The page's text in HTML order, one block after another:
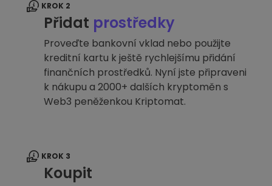
KROK 2
Přidat prostředky
Proveďte bankovní vklad nebo použijte
kreditní kartu k ještě rychlejšímu přidání
finančních prostředků. Nyní jste připraveni
k nákupu a 2000+ dalších kryptoměn s
Web3 peněženkou Kriptomat.
KROK 3
Koupit